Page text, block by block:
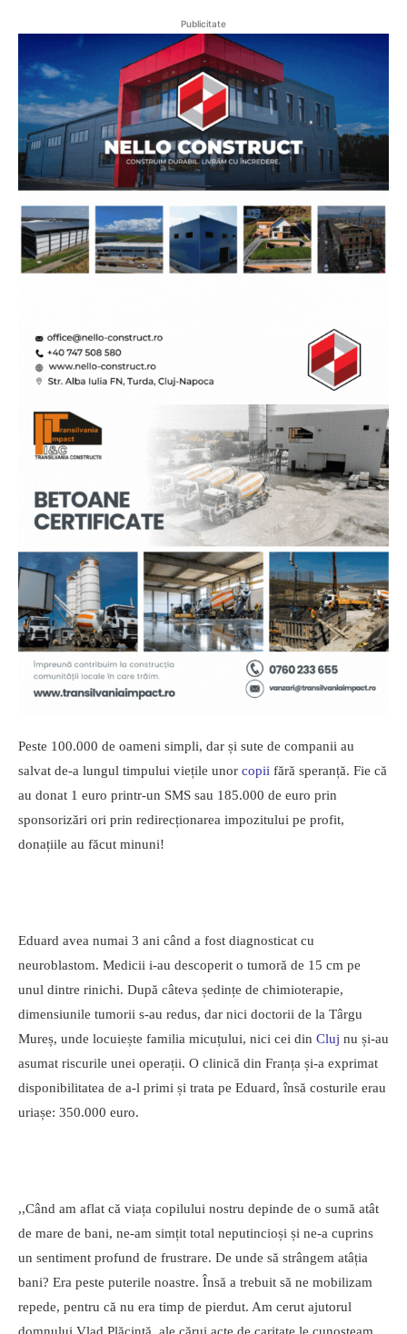
Publicitate
Peste 100.000 de oameni simpli, dar și sute de companii au
salvat de-a lungul timpului viețile unor copii fără speranță. Fie că
au donat 1 euro printr-un SMS sau 185.000 de euro prin
sponsorizări ori prin redirecționarea impozitului pe profit,
donațiile au făcut minuni!
Eduard avea numai 3 ani când a fost diagnosticat cu
neuroblastom. Medicii i-au descoperit o tumoră de 15 cm pe
unul dintre rinichi. După câteva ședințe de chimioterapie,
dimensiunile tumorii s-au redus, dar nici doctorii de la Târgu
Mureș, unde locuiește familia micuțului, nici cei din Cluj nu și-au
asumat riscurile unei operații. O clinică din Franța și-a exprimat
disponibilitatea de a-l primi și trata pe Eduard, însă costurile erau
uriașe: 350.000 euro.
,,Când am aflat că viața copilului nostru depinde de o sumă atât
de mare de bani, ne-am simțit total neputincioși și ne-a cuprins
un sentiment profund de frustrare. De unde să strângem atâția
bani? Era peste puterile noastre. Însă a trebuit să ne mobilizam
repede, pentru că nu era timp de pierdut. Am cerut ajutorul